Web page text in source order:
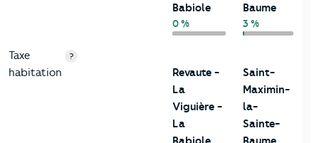
Babiole
0 %
Baume
3 %
Taxe
habitation
?
Revaute -
La
Viguière -
La
Saint-
Maximin-
la-
Sainte-